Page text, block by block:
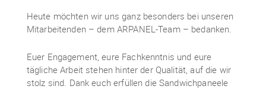
Heute möchten wir uns ganz besonders bei unseren
Mitarbeitenden – dem ARPANEL-Team – bedanken.
Euer Engagement, eure Fachkenntnis und eure
tägliche Arbeit stehen hinter der Qualität, auf die wir
stolz sind. Dank euch erfüllen die Sandwichpaneele